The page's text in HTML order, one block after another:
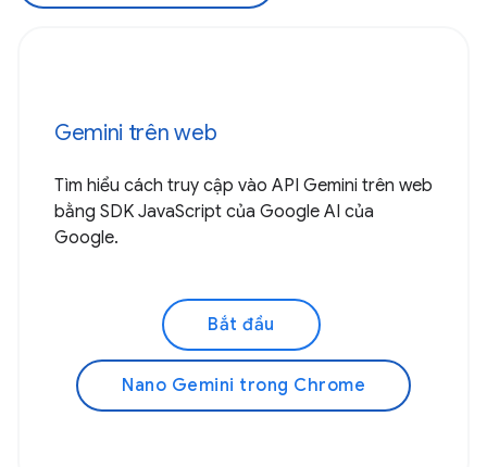
Gemini trên web
Tìm hiểu cách truy cập vào API Gemini trên web
bằng SDK JavaScript của Google AI của
Google.
Bắt đầu
Nano Gemini trong Chrome